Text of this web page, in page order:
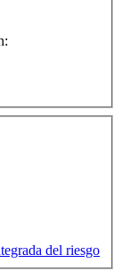
del riesgo